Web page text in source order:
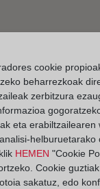
2-local bajo,
cookie
beharrezkoak
zerbitzura
eta erabiltzailearen
helburuetarako
HEMEN "Cookie
Cookie
sakatuz, edo